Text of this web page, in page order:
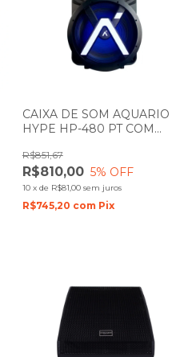
CAIXA DE SOM AQUARIO
HYPE HP-480 PT COM
R$810,00
R$851,67
5% OFF
10 x de R$81,00 sem juros
R$745,20 com Pix